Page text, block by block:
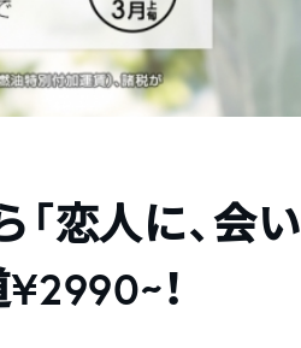
恋人に、会い
！